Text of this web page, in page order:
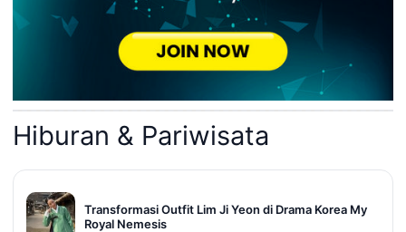
Hiburan & Pariwisata
Transformasi Outfit Lim Ji Yeon di Drama Korea My
Royal Nemesis